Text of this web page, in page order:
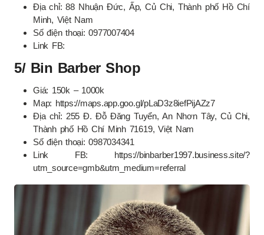
Địa chỉ: 88 Nhuận Đức, Ấp, Củ Chi, Thành phố Hồ Chí
Minh, Việt Nam
Số điện thoại: 0977007404
Link FB:
5/ Bin Barber Shop
Giá: 150k – 1000k
Map: https://maps.app.goo.gl/pLaD3z8iefPijAZz7
Địa chỉ: 255 Đ. Đỗ Đăng Tuyển, An Nhơn Tây, Củ Chi,
Thành phố Hồ Chí Minh 71619, Việt Nam
Số điện thoại: 0987034341
Link FB: https://binbarber1997.business.site/?
utm_source=gmb&utm_medium=referral